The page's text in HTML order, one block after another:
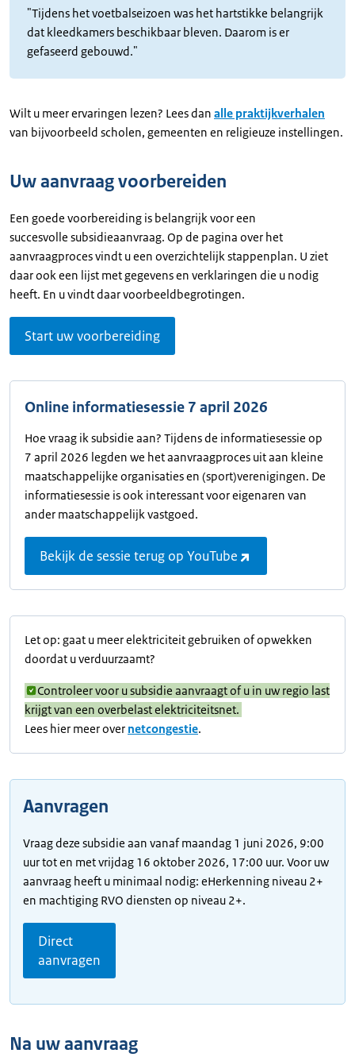
"Tijdens het voetbalseizoen was het hartstikke belangrijk
dat kleedkamers beschikbaar bleven. Daarom is er
gefaseerd gebouwd."
Wilt u meer ervaringen lezen? Lees dan alle praktijkverhalen
van bijvoorbeeld scholen, gemeenten en religieuze instellingen.
Uw aanvraag voorbereiden
Een goede voorbereiding is belangrijk voor een
succesvolle subsidieaanvraag. Op de pagina over het
aanvraagproces vindt u een overzichtelijk stappenplan. U ziet
daar ook een lijst met gegevens en verklaringen die u nodig
heeft. En u vindt daar voorbeeldbegrotingen.
Start uw voorbereiding
Online informatiesessie 7 april 2026
Hoe vraag ik subsidie aan? Tijdens de informatiesessie op
7 april 2026 legden we het aanvraagproces uit aan kleine
maatschappelijke organisaties en (sport)verenigingen. De
informatiesessie is ook interessant voor eigenaren van
ander maatschappelijk vastgoed.
Bekijk de sessie terug op YouTube
Let op: gaat u meer elektriciteit gebruiken of opwekken
doordat u verduurzaamt?
Controleer voor u subsidie aanvraagt of u in uw regio last
krijgt van een overbelast elektriciteitsnet.
Lees hier meer over netcongestie.
Aanvragen
Vraag deze subsidie aan vanaf maandag 1 juni 2026, 9:00
uur tot en met vrijdag 16 oktober 2026, 17:00 uur. Voor uw
aanvraag heeft u minimaal nodig: eHerkenning niveau 2+
en machtiging RVO diensten op niveau 2+.
Direct
aanvragen
Na uw aanvraag